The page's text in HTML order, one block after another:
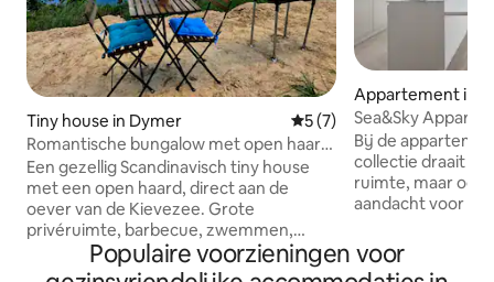
Tiny house in Dymer Gemiddelde beoordeling
5 (7)
Romantische bungalow met open haard
aan zee
Een gezellig Scandinavisch tiny house
met een open haard, direct aan de
oever van de Kievezee. Grote
privéruimte, barbecue, zwemmen,
vissen, wandelingen langs de kust.
Gemakkelijke toegang met de auto tot
Appartement in
Sea&Sky
slaapkamers
Bij de
collectie draait
ruimte, maar ook
aandacht voor
de skyline lossen op in
op de 18e verdieping
Populaire voorzieningen voor